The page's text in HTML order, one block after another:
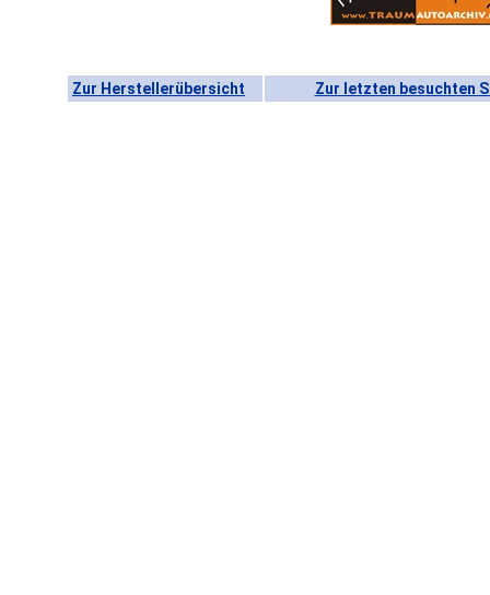
Zur Herstellerübersicht Zur letzten besuchten